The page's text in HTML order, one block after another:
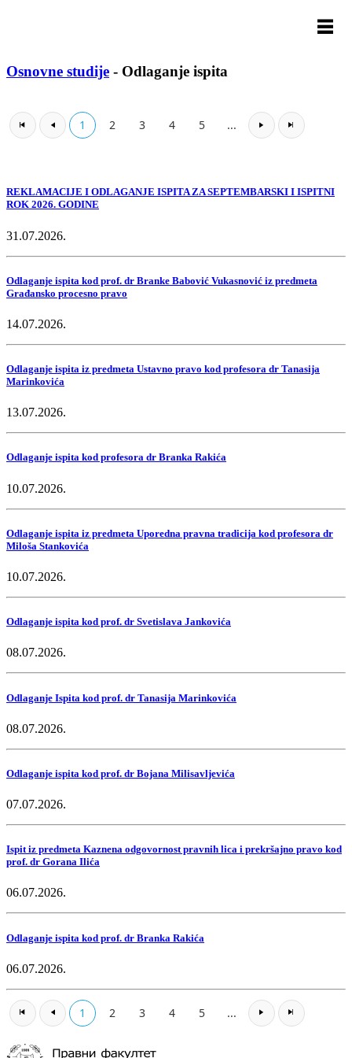
Osnovne studije - Odlaganje ispita
1 2 3 4 5 ...
REKLAMACIJE I ODLAGANJE ISPITA ZA SEPTEMBARSKI I ISPITNI
ROK 2026. GODINE
31.07.2026.
​Odlaganje ispita kod prof. dr Branke Babović Vukasnović iz predmeta
Građansko procesno pravo
14.07.2026.
Odlaganje ispita iz predmeta Ustavno pravo kod profesora dr Tanasija
Marinkovića
13.07.2026.
Odlaganje ispita kod profesora dr Branka Rakića
10.07.2026.
Odlaganje ispita iz predmeta Uporedna pravna tradicija kod profesora dr
Miloša Stankovića
10.07.2026.
Odlaganje ispita kod prof. dr Svetislava Jankovića
08.07.2026.
Odlaganje Ispita kod prof. dr Tanasija Marinkovića
08.07.2026.
Odlaganje ispita kod prof. dr Bojana Milisavljevića
07.07.2026.
Ispit iz predmeta Kaznena odgovornost pravnih lica i prekršajno pravo kod
prof. dr Gorana Ilića
06.07.2026.
Odlaganje ispita kod prof. dr Branka Rakića
06.07.2026.
1 2 3 4 5 ...